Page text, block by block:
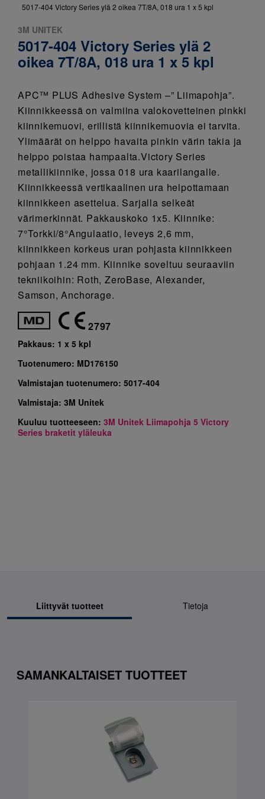
5017-404 Victory Series ylä 2 oikea 7T/8A, 018 ura 1 x 5 kpl
3M UNITEK
5017-404 Victory Series ylä 2
oikea 7T/8A, 018 ura 1 x 5 kpl
APC™ PLUS Adhesive System –” Liimapohja”.
Kiinnikkeessä on valmiina valokovetteinen pinkki
kiinnikemuovi, erillistä kiinnikemuovia ei tarvita.
Ylimäärät on helppo havaita pinkin värin takia ja
helppo poistaa hampaalta.Victory Series
metallikiinnike, jossa 018 ura kaarilangalle.
Kiinnikkeessä vertikaalinen ura helpottamaan
kiinnikkeen asettelua. Sarjalla selkeät
värimerkinnät. Pakkauskoko 1x5. Kiinnike:
7°Torkki/8°Angulaatio, leveys 2,6 mm,
kiinnikkeen korkeus uran pohjasta kiinnikkeen
pohjaan 1.24 mm. Kiinnike soveltuu seuraaviin
tekniikoihin: Roth, ZeroBase, Alexander,
Samson, Anchorage.
2797
Pakkaus: 1 x 5 kpl
Tuotenumero: MD176150
Valmistajan tuotenumero: 5017-404
Valmistaja: 3M Unitek
Kuuluu tuotteeseen: 3M Unitek Liimapohja 5 Victory
Series braketit yläleuka
Liittyvät tuotteet Tietoja
SAMANKALTAISET TUOTTEET